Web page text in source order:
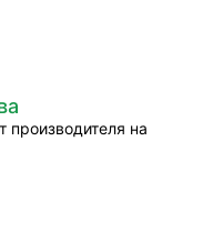
производителя на